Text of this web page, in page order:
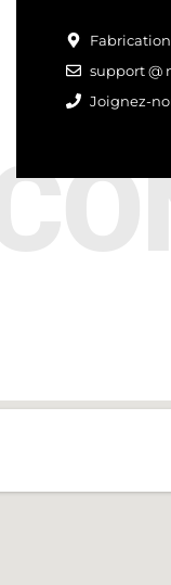
support @
Joignez-